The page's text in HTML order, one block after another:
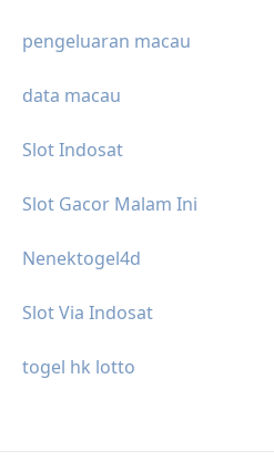
pengeluaran macau
data macau
Slot Indosat
Slot Gacor Malam Ini
Nenektogel4d
Slot Via Indosat
togel hk lotto